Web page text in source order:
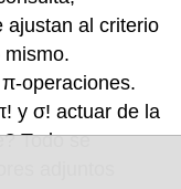
ajustan al criterio
operaciones.
y σ! actuar de la
Todo se
adjuntos